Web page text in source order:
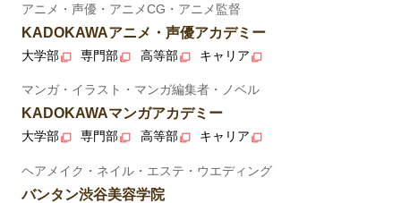
アニメ・声優・アニメCG・アニメ監督
KADOKAWAアニメ・声優アカデミー
大学部 専門部 高等部 キャリア
マンガ・イラスト・マンガ編集者・ノベル
KADOKAWAマンガアカデミー
大学部 専門部 高等部 キャリア
ヘアメイク・ネイル・エステ・ウエディング
バンタン渋谷美容学院